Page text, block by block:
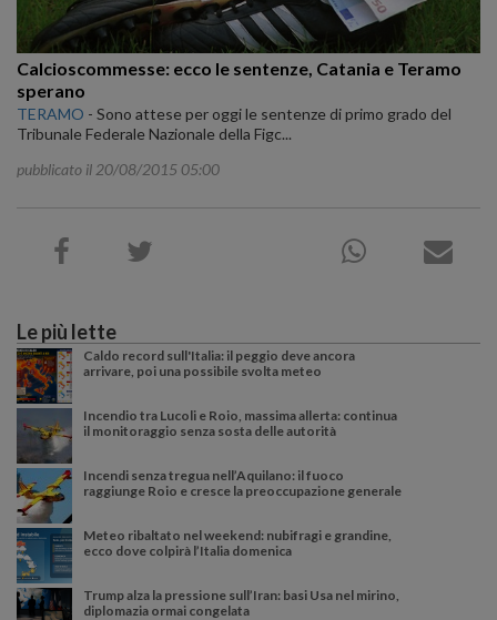
Calcioscommesse: ecco le sentenze, Catania e Teramo
sperano
TERAMO - Sono attese per oggi le sentenze di primo grado del
Tribunale Federale Nazionale della Figc...
pubblicato il 20/08/2015 05:00
Le più lette
Caldo record sull'Italia: il peggio deve ancora
arrivare, poi una possibile svolta meteo
Incendio tra Lucoli e Roio, massima allerta: continua
il monitoraggio senza sosta delle autorità
Incendi senza tregua nell’Aquilano: il fuoco
raggiunge Roio e cresce la preoccupazione generale
Meteo ribaltato nel weekend: nubifragi e grandine,
ecco dove colpirà l’Italia domenica
Trump alza la pressione sull’Iran: basi Usa nel mirino,
diplomazia ormai congelata